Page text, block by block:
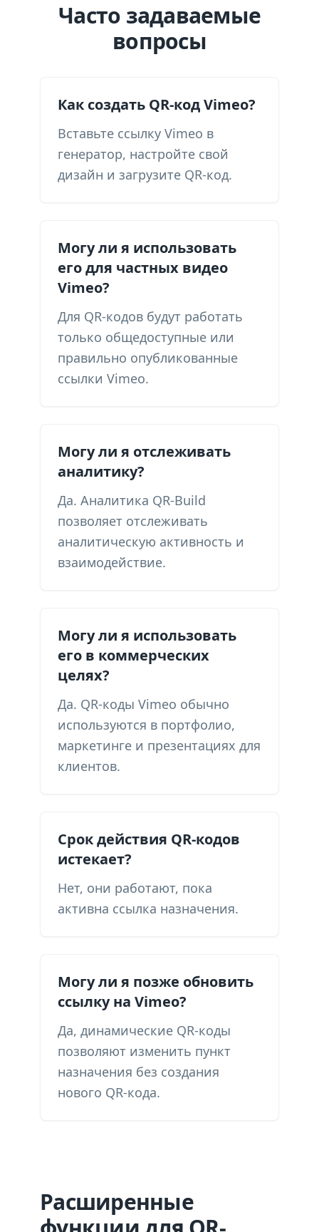
Часто задаваемые
вопросы
Как создать QR-код Vimeo?
Вставьте ссылку Vimeo в
генератор, настройте свой
дизайн и загрузите QR-код.
Могу ли я использовать
его для частных видео
Vimeo?
Для QR-кодов будут работать
только общедоступные или
правильно опубликованные
ссылки Vimeo.
Могу ли я отслеживать
аналитику?
Да. Аналитика QR-Build
позволяет отслеживать
аналитическую активность и
взаимодействие.
Могу ли я использовать
его в коммерческих
целях?
Да. QR-коды Vimeo обычно
используются в портфолио,
маркетинге и презентациях для
клиентов.
Срок действия QR-кодов
истекает?
Нет, они работают, пока
активна ссылка назначения.
Могу ли я позже обновить
ссылку на Vimeo?
Да, динамические QR-коды
позволяют изменить пункт
назначения без создания
нового QR-кода.
Расширенные